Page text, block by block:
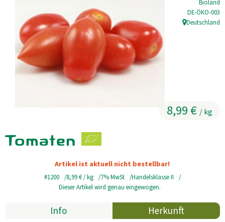
Kühltheke
GrüneWelt Bäckerei
Vorratskammer
So geht’s
Genossenschaft & Beitritt
Über uns
Tomaten
8,99 € / kg
Bioland
,DE-ÖKO-003
, Herkunft:
Deutschland
Artikel ist aktuell nicht bestellbar!
#1200 8,99 €/ kg 7% MwSt
Handelsklasse II
Dieser Artikel wird genau eingewogen.
Info Herkunft